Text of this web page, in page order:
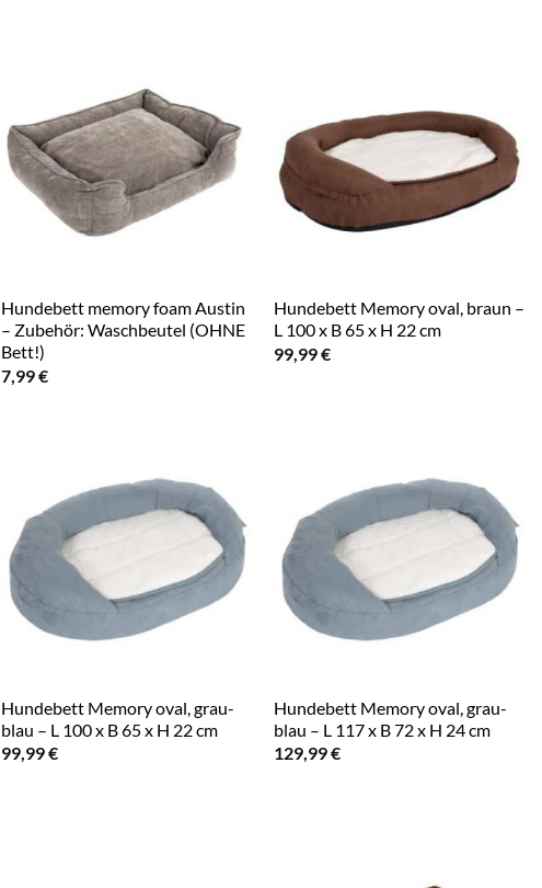
Hundebett memory foam Austin
– Zubehör: Waschbeutel (OHNE
Bett!)
7,99€
Hundebett Memory oval, braun –
L 100 x B 65 x H 22 cm
99,99€
Hundebett Memory oval, grau-
blau – L 100 x B 65 x H 22 cm
99,99€
Hundebett Memory oval, grau-
blau – L 117 x B 72 x H 24 cm
129,99€